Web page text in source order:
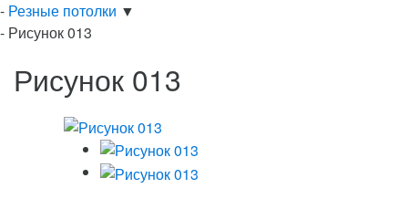
- Резные потолки ▼
- Рисунок 013
Рисунок 013